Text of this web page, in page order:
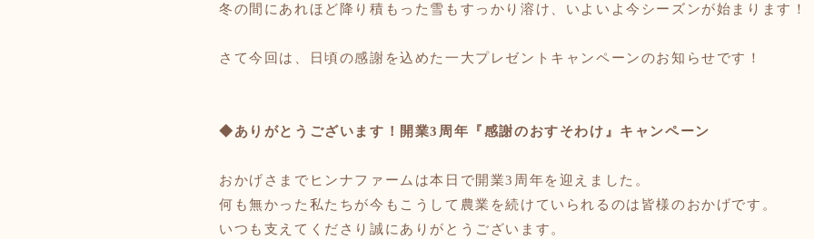
冬の間にあれほど降り積もった雪もすっかり溶け、いよいよ今シーズンが始まります！
さて今回は、日頃の感謝を込めた一大プレゼントキャンペーンのお知らせです！
◆ありがとうございます！開業3周年『感謝のおすそわけ』キャンペーン
おかげさまでヒンナファームは本日で開業3周年を迎えました。
何も無かった私たちが今もこうして農業を続けていられるのは皆様のおかげです。
いつも支えてくださり誠にありがとうございます。